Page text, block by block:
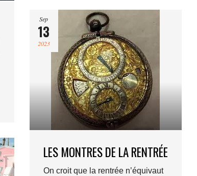
Sep
13
2023
LES MONTRES DE LA RENTRÉE
On croit que la rentrée n’équivaut